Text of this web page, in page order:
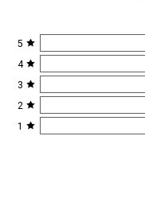
5
4
3
2
1